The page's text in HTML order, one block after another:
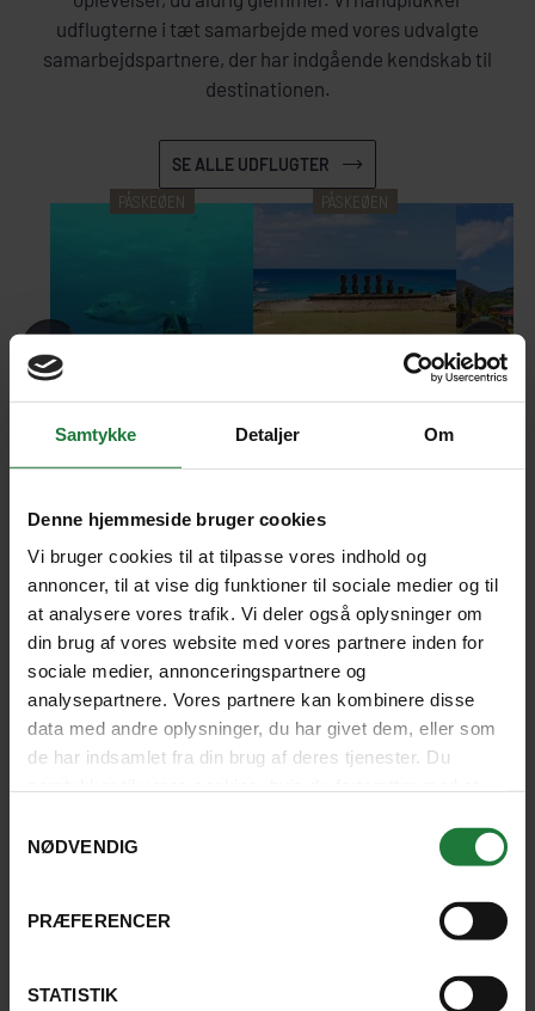
Samtykke Detaljer Om
Denne hjemmeside bruger cookies
Vi bruger cookies til at tilpasse vores indhold og
annoncer, til at vise dig funktioner til sociale medier og til
at analysere vores trafik. Vi deler også oplysninger om
din brug af vores website med vores partnere inden for
sociale medier, annonceringspartnere og
analysepartnere. Vores partnere kan kombinere disse
data med andre oplysninger, du har givet dem, eller som
de har indsamlet fra din brug af deres tjenester. Du
NØDVENDIG
PRÆFERENCER
STATISTIK
udflugterne i tæt samarbejde med vores udvalgte
samarbejdspartnere, der har indgående kendskab til
destinationen.
SE ALLE UDFLUGTER
PÅSKEØEN
Dykkerdåb på
Påskeøen
PÅSKEØEN
Oplev Påskeøen på
HOTELLER PÅ PÅSKEØEN